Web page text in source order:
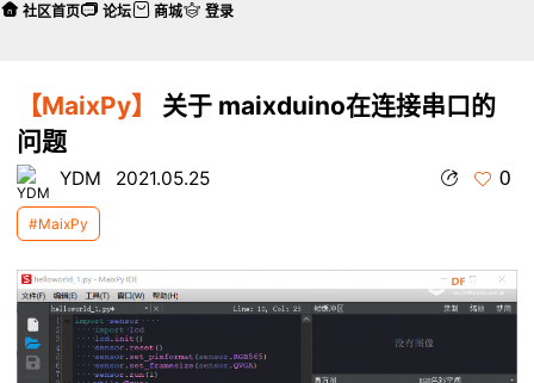
【MaixPy】
关于 maixduino在连接串口的
问题
YDM 2021.05.25 0
#MaixPy
社区首页 论坛 商城 登录